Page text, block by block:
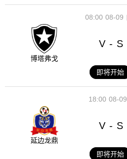
08-09
08:00
博塔弗戈
V - S
即将开始
08-09
18:00
延边龙鼎
V - S
即将开始